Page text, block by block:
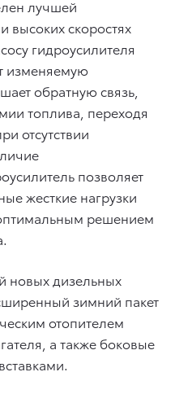
лучшей
высоких скоростях
гидроусилителя
изменяемую
обратную связь,
топлива, переходя
отсутствии
позволяет
жесткие нагрузки
решением
новых дизельных
зимний пакет
отопителем
а также боковые